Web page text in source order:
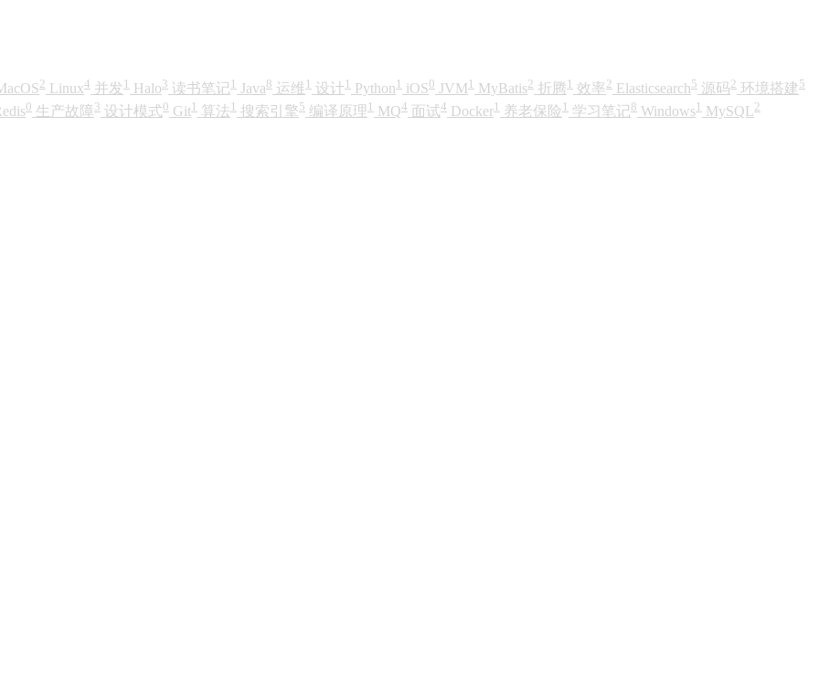
2 Linux4 并发 1 Halo3 读书笔记 1 Java8 运维 1 设计 1 Python 1 iOS0 JVM 1 MyBatis2 折腾 1 效率 2 Elasticsearch5 源码2 环境搭建5
0 生产故障3 设计模式0 Git1 算法 1 搜索引擎5 编译原理 1 MQ4 面试4 Docker1 养老保险 1 学习笔记8 Windows1 MySQL2